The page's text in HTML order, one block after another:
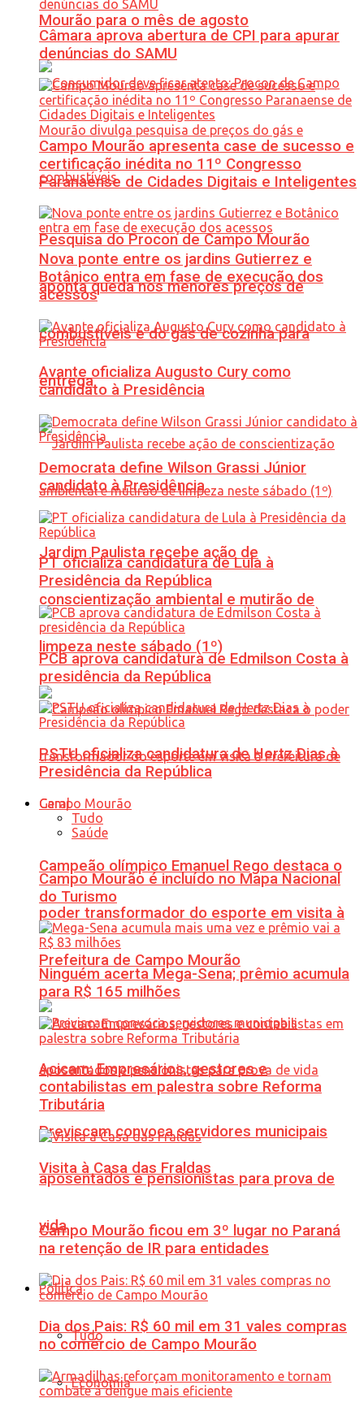
Mourão para o mês de agosto
Pesquisa do Procon de Campo Mourão
aponta queda nos menores preços de
combustíveis e do gás de cozinha para
entrega
Jardim Paulista recebe ação de
conscientização ambiental e mutirão de
limpeza neste sábado (1º)
Campeão olímpico Emanuel Rego destaca o
poder transformador do esporte em visita à
Prefeitura de Campo Mourão
Previscam convoca servidores municipais
aposentados e pensionistas para prova de
vida
Política
Tudo
Economia
Câmara aprova abertura de CPI para apurar
denúncias do SAMU
Campo Mourão apresenta case de sucesso e
certificação inédita no 11º Congresso
Paranaense de Cidades Digitais e Inteligentes
Nova ponte entre os jardins Gutierrez e
Botânico entra em fase de execução dos
acessos
Avante oficializa Augusto Cury como
candidato à Presidência
Democrata define Wilson Grassi Júnior
candidato à Presidência
PT oficializa candidatura de Lula à
Presidência da República
PCB aprova candidatura de Edmilson Costa à
presidência da República
PSTU oficializa candidatura de Hertz Dias à
Presidência da República
Geral
Tudo
Saúde
Campo Mourão é incluído no Mapa Nacional
do Turismo
Ninguém acerta Mega-Sena; prêmio acumula
para R$ 165 milhões
Acicam: Empresários, gestores e
contabilistas em palestra sobre Reforma
Tributária
Visita à Casa das Fraldas
Campo Mourão ficou em 3º lugar no Paraná
na retenção de IR para entidades
Dia dos Pais: R$ 60 mil em 31 vales compras
no comércio de Campo Mourão